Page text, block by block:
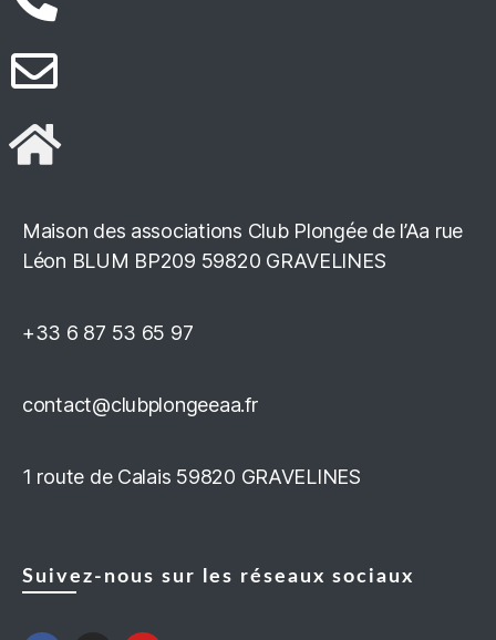
Maison des associations Club Plongée de l’Aa rue
Léon BLUM BP209 59820 GRAVELINES
+33 6 87 53 65 97
contact@clubplongeeaa.fr
1 route de Calais 59820 GRAVELINES
Suivez-nous sur les réseaux sociaux